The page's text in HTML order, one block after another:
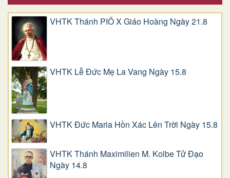
VHTK Thánh PIÔ X Giáo Hoàng Ngày 21.8
VHTK Lễ Đức Mẹ La Vang Ngày 15.8
VHTK Đức Maria Hồn Xác Lên Trời Ngày 15.8
VHTK Thánh Maximilien M. Kolbe Tử Đạo
Ngày 14.8